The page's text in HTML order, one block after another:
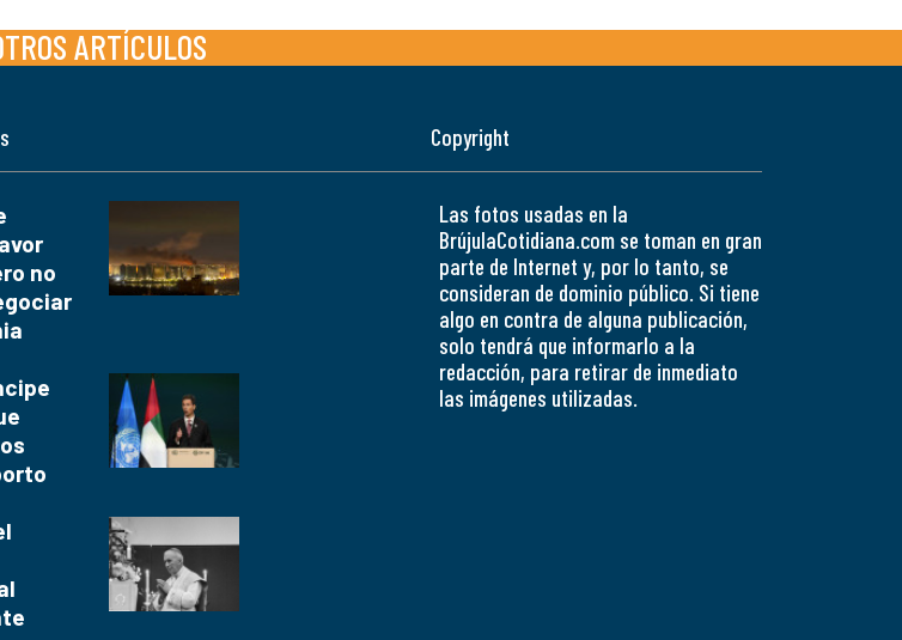
ARTÍCULOS
no
Copyright
Las fotos usadas en la
BrújulaCotidiana.com se toman en gran
parte de Internet y, por lo tanto, se
consideran de dominio público. Si tiene
algo en contra de alguna publicación,
solo tendrá que informarlo a la
redacción, para retirar de inmediato
las imágenes utilizadas.